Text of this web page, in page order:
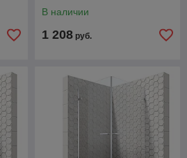
В наличии
1 208 руб.